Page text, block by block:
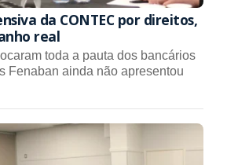
da CONTEC por direitos,
real
toda a pauta dos bancários
Fenaban ainda não apresentou